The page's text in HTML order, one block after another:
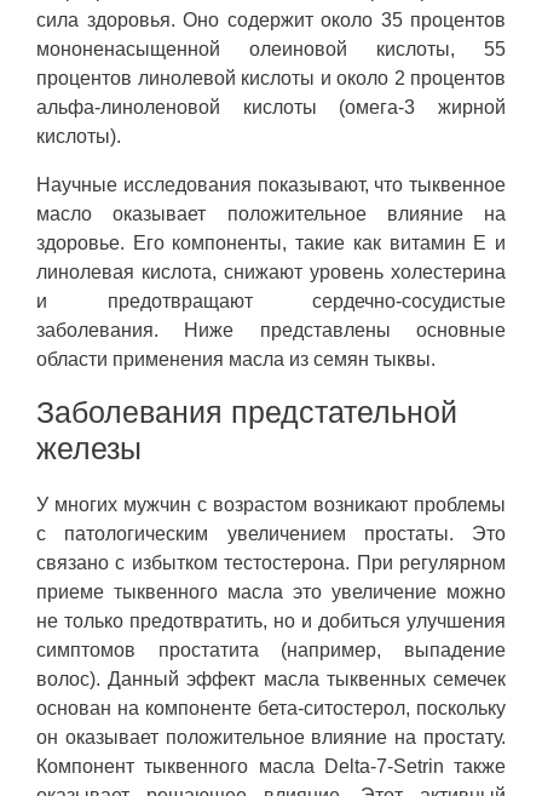
сила здоровья. Оно содержит около 35 процентов
мононенасыщенной олеиновой кислоты, 55
процентов линолевой кислоты и около 2 процентов
альфа-линоленовой кислоты (омега-3 жирной
кислоты).
Научные исследования показывают, что тыквенное
масло оказывает положительное влияние на
здоровье. Его компоненты, такие как витамин Е и
линолевая кислота, снижают уровень холестерина
и предотвращают сердечно-сосудистые
заболевания. Ниже представлены основные
области применения масла из семян тыквы.
Заболевания предстательной
железы
У многих мужчин с возрастом возникают проблемы
с патологическим увеличением простаты. Это
связано с избытком тестостерона. При регулярном
приеме тыквенного масла это увеличение можно
не только предотвратить, но и добиться улучшения
симптомов простатита (например, выпадение
волос). Данный эффект масла тыквенных семечек
основан на компоненте бета-ситостерол, поскольку
он оказывает положительное влияние на простату.
Компонент тыквенного масла Delta-7-Setrin также